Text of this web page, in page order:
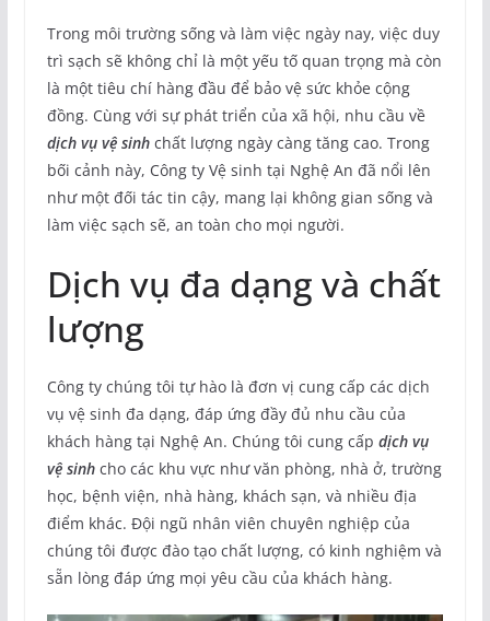
Trong môi trường sống và làm việc ngày nay, việc duy
trì sạch sẽ không chỉ là một yếu tố quan trọng mà còn
là một tiêu chí hàng đầu để bảo vệ sức khỏe cộng
đồng. Cùng với sự phát triển của xã hội, nhu cầu về
dịch vụ vệ sinhchất lượng ngày càng tăng cao. Trong
bối cảnh này, Công ty Vệ sinh tại Nghệ An đã nổi lên
như một đối tác tin cậy, mang lại không gian sống và
làm việc sạch sẽ, an toàn cho mọi người.
Dịch vụ đa dạng và chất
lượng
Công ty chúng tôi tự hào là đơn vị cung cấp các dịch
vụ vệ sinh đa dạng, đáp ứng đầy đủ nhu cầu của
khách hàng tại Nghệ An. Chúng tôi cung cấp dịch vụ
vệ sinhcho các khu vực như văn phòng, nhà ở, trường
học, bệnh viện, nhà hàng, khách sạn, và nhiều địa
điểm khác. Đội ngũ nhân viên chuyên nghiệp của
chúng tôi được đào tạo chất lượng, có kinh nghiệm và
sẵn lòng đáp ứng mọi yêu cầu của khách hàng.